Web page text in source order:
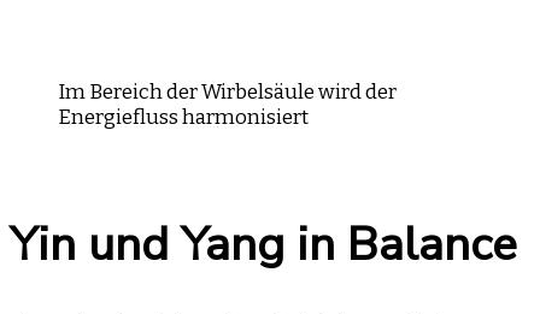
Im Bereich der Wirbelsäule wird der
Energiefluss harmonisiert
Yin und Yang in Balance